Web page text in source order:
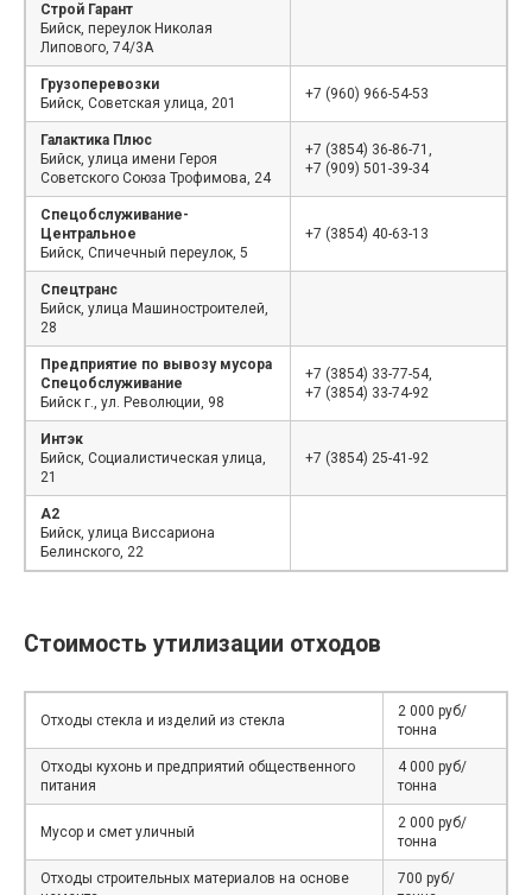
Строй Гарант
Бийск, переулок Николая
Липового, 74/3А
Грузоперевозки
Бийск, Советская улица, 201
+7 (960) 966-54-53
Галактика Плюс
Бийск, улица имени Героя
Советского Союза Трофимова, 24
+7 (3854) 36-86-71,
+7 (909) 501-39-34
Спецобслуживание-
Центральное
Бийск, Спичечный переулок, 5
+7 (3854) 40-63-13
Спецтранс
Бийск, улица Машиностроителей,
28
Предприятие по вывозу мусора
Спецобслуживание
Бийск г., ул. Революции, 98
+7 (3854) 33-77-54,
+7 (3854) 33-74-92
Интэк
Бийск, Социалистическая улица,
21
+7 (3854) 25-41-92
А2
Бийск, улица Виссариона
Белинского, 22
Стоимость утилизации отходов
Отходы стекла и изделий из стекла
2 000 руб/
тонна
Отходы кухонь и предприятий общественного
питания
4 000 руб/
тонна
Мусор и смет уличный
2 000 руб/
тонна
Отходы строительных материалов на основе
700 руб/